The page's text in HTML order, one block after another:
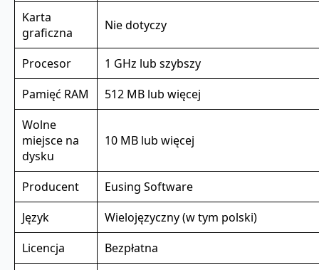
Karta
graficzna
Nie dotyczy
Procesor
1 GHz lub szybszy
Pamięć RAM
512 MB lub więcej
Wolne
miejsce na
dysku
10 MB lub więcej
Producent
Eusing Software
Język
Wielojęzyczny (w tym polski)
Licencja
Bezpłatna